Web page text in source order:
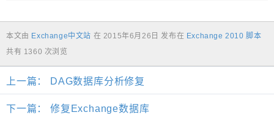
本文由 Exchange中文站 在 2015年6月26日 发布在 Exchange 2010 脚本
共有 1360 次浏览
上一篇： DAG数据库分析修复
下一篇： 修复Exchange数据库